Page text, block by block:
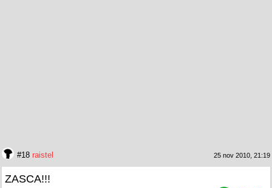
#18 raistel 25 nov 2010, 21:19
ZASCA!!!